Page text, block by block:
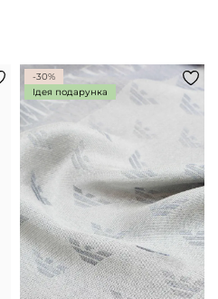
-30%
Ідея подарунка